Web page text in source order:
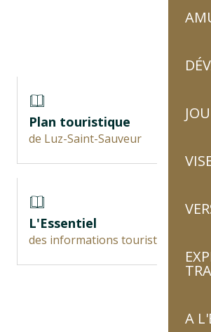
A
Plan touristique
de Luz-Saint-Sauveur
L'Essentiel
des informations touristiques